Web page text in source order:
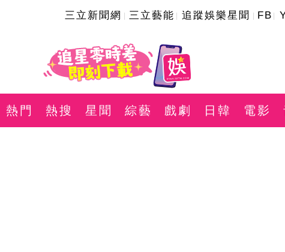
三立新聞網 三立藝能 追蹤娛樂星聞 FB
熱門 熱搜 星聞 綜藝 戲劇 日韓 電影